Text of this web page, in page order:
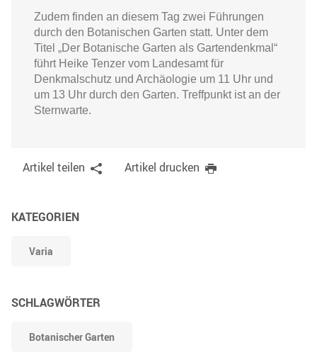
Zudem finden an diesem Tag zwei Führungen
durch den Botanischen Garten statt. Unter dem
Titel „Der Botanische Garten als Gartendenkmal“
führt Heike Tenzer vom Landesamt für
Denkmalschutz und Archäologie um 11 Uhr und
um 13 Uhr durch den Garten. Treffpunkt ist an der
Sternwarte.
Artikel teilen Artikel drucken
KATEGORIEN
Varia
SCHLAGWÖRTER
Botanischer Garten